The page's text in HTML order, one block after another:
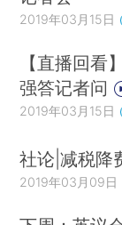
2019年03月15日
【直播回看
强答记者问
2019年03月15日
社论|减税降
2019年03月09日